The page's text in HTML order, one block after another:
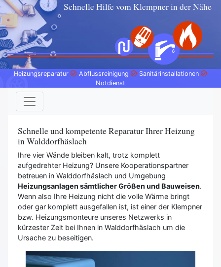
Schnelle Hilfe vom Klempner in der Nähe
Heizungsreparatur Abflussreinigung
Sanitärinstallationen
Notdienst
Schnelle und kompetente Reparatur Ihrer Heizung
in Walddorfhäslach
Ihre vier Wände bleiben kalt, trotz komplett
aufgedrehter Heizung? Unsere Kooperationspartner
betreuen in Walddorfhäslach und Umgebung
Heizungsanlagen sämtlicher Größen und Bauweisen.
Wenn also Ihre Heizung nicht die volle Wärme bringt
oder gar komplett ausgefallen ist, ist einer der Klempner
bzw. Heizungsmonteure unseres Netzwerks in
kürzester Zeit bei Ihnen in Walddorfhäslach um die
Ursache zu beseitigen.